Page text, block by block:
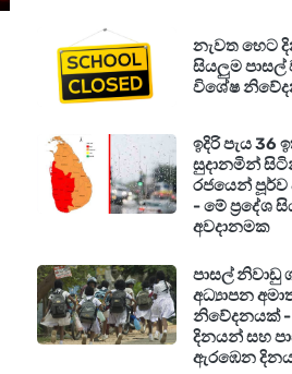
නැවත හෙට
සියලුම
විශේෂ
ඉදිරි පැය 36
සුදානමින්
රජයෙන් පූර්ව
- මේ ප්‍රදේශ
අවදානමක
පාසල් නිවාඩු
අධ්‍යාපන
නිවේදනයක් -
දිනයන් සහ
ඇරඹෙන